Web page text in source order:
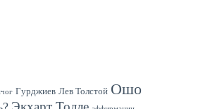
Гурджиев Лев Толстой Ошо